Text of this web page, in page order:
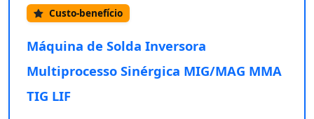
Custo-benefício
Máquina de Solda Inversora
Multiprocesso Sinérgica MIG/MAG MMA
TIG LIF